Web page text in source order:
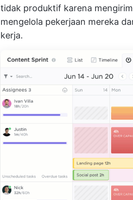
tidak produktif karena
mengelola pekerjaan mereka
kerja.